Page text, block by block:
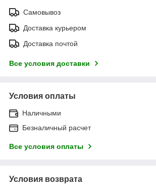
Самовывоз
Доставка курьером
Доставка почтой
Все условия доставки
Условия оплаты
Наличными
Безналичный расчет
Все условия оплаты
Условия возврата